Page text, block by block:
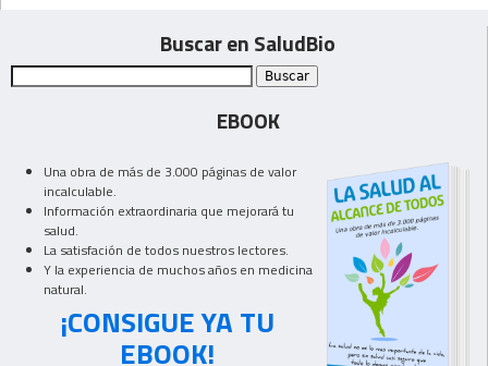
Buscar en SaludBio
EBOOK
Una obra de más de 3.000 páginas de valor
incalculable.
Información extraordinaria que mejorará tu
salud.
La satisfación de todos nuestros lectores.
Y la experiencia de muchos años en medicina
natural.
¡CONSIGUE YA TU
EBOOK!